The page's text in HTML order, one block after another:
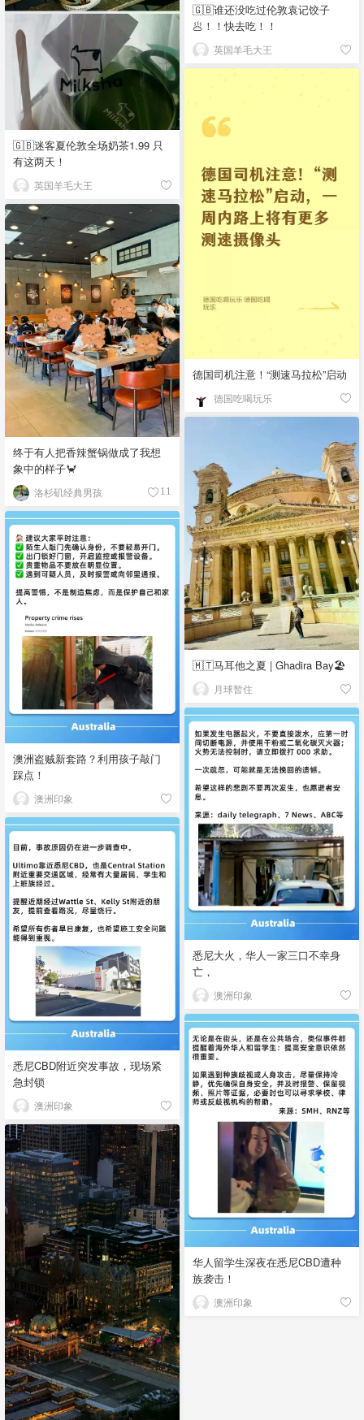
🇬🇧谁还没吃过伦敦袁记饺子
🥟！！快去吃！！
英国羊毛大王
🇬🇧迷客夏伦敦全场奶茶1.99 只
有这两天！
英国羊毛大王
德国司机注意！“测速马拉松”启动
德国吃喝玩乐
终于有人把香辣蟹锅做成了我想
象中的样子🦀
洛杉矶经典男孩 11
🇲🇹马耳他之夏 | Ghadira Bay🏖️
月球暂住
澳洲盗贼新套路？利用孩子敲门
踩点！
澳洲印象
悉尼大火，华人一家三口不幸身
亡，
澳洲印象
悉尼CBD附近突发事故，现场紧
急封锁
澳洲印象
华人留学生深夜在悉尼CBD遭种
族袭击！
澳洲印象